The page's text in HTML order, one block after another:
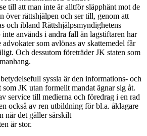
till att man inte är alltför släpphänt mot de
över rättshjälpen och ser till, genom att
och ibland Rättshjälpsmyndighetens
inte används i andra fall än lagstiftaren har
som avlönas av skattemedel får
Och dessutom företräder JK staten som
syssla är den informations- och
JK utan formellt mandat ägnar sig åt.
service till medierna och föredrag i en rad
också av ren utbildning för bl.a. åklagare
när det gäller särskilt
är stor.